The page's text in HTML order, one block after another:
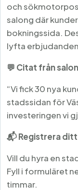
och
salong där
bokningssida.
lyfta
💬 Citat från
“Vi fick 30 nya
stadssidan för
investeringen vi
📬 Registrera
Vill du hyra en
Fyll i formuläret
timmar.